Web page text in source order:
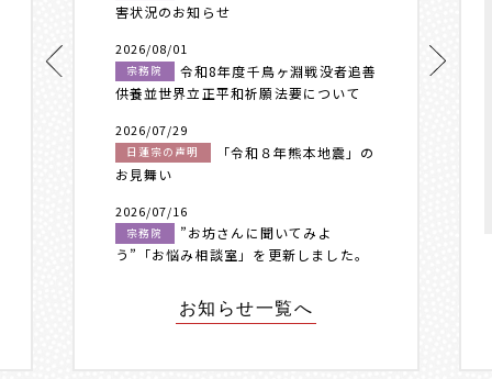
害状況のお知らせ
2026/08/01
宗務院
令和8年度千鳥ヶ淵戦没者追善
供養並世界立正平和祈願法要について
2026/07/29
日蓮宗の声明
「令和８年熊本地震」の
お見舞い
2026/07/16
宗務院
”お坊さんに聞いてみよ
う”「お悩み相談室」を更新しました。
お知らせ一覧へ